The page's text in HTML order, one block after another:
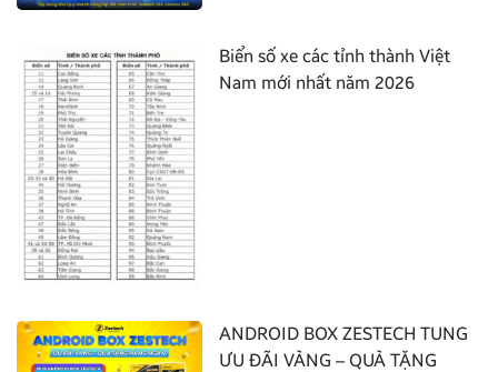
Biển số xe các tỉnh thành Việt
Nam mới nhất năm 2026
ANDROID BOX ZESTECH TUNG
ƯU ĐÃI VÀNG – QUÀ TẶNG